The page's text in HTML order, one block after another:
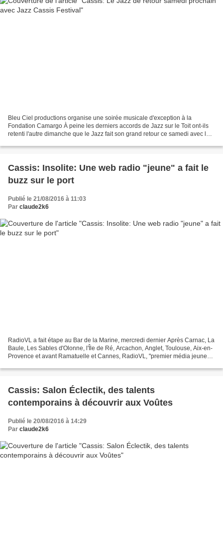
Bleu Ciel productions organise une soirée musicale d'exception à la
Fondation Camargo À peine les derniers accords de Jazz sur le Toit ont-ils
retenti l'autre dimanche que le Jazz fait son grand retour ce samedi avec le 4
Cassis: Insolite: Une web radio "jeune" a fait le
buzz sur le port
Publié le 21/08/2016 à 11:03
Par claude2k6
RadioVL a fait étape au Bar de la Marine, mercredi dernier Après Carnac, La
Baule, Les Sables d'Olonne, l'Île de Ré, Arcachon, Anglet, Toulouse, Aix-en-
Provence et avant Ramatuelle et Cannes, RadioVL, "premier média jeune
Cassis: Salon Éclectik, des talents
contemporains à découvrir aux Voûtes
Publié le 20/08/2016 à 14:29
Par claude2k6